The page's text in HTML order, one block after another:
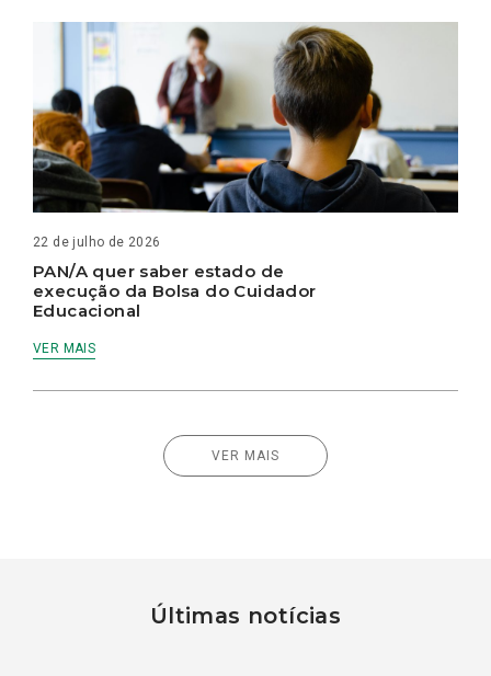
22 de julho de 2026
PAN/A quer saber estado de
execução da Bolsa do Cuidador
Educacional
VER MAIS
VER MAIS
Últimas notícias